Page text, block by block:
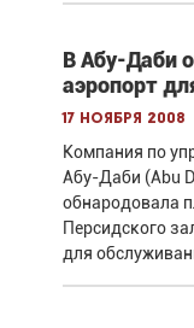
В Абу-Даби
аэропорт
17 ноября 2008
Компания по
Абу-Даби (Abu
обнародовала
Персидского
для